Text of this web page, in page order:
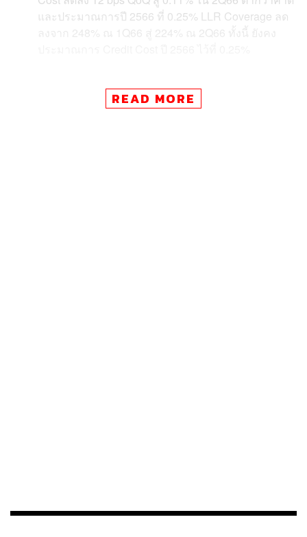
และประมาณการปี 2566 ที่ 0.25% LLR Coverage ลด
การเติบโตของสินเชื่อ: แข็งแกร่งกว่าคาด เพิ่มขึ้น
4.7%QoQ, 13.4%YoY และ 5.2%YTD หลักๆ เกิดจาก
READ MORE